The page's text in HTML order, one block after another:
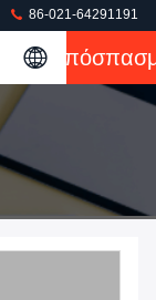
86-021-64291191